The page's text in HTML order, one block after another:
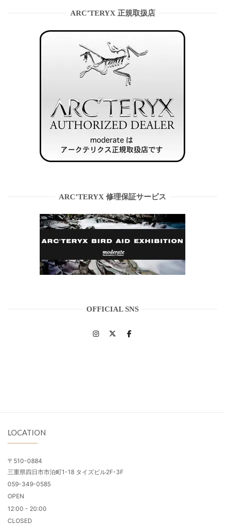
ARC’TERYX 正規取扱店
ARC’TERYX 修理保証サービス
OFFICIAL SNS
LOCATION
〒510-0884
三重県四日市市泊町1-18 タイズビル2F-3F
059-349-0585
OPEN
12:00 - 20:00
CLOSED